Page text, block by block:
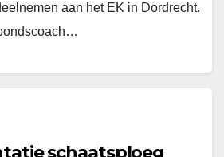
aan het EK in Dordrecht.